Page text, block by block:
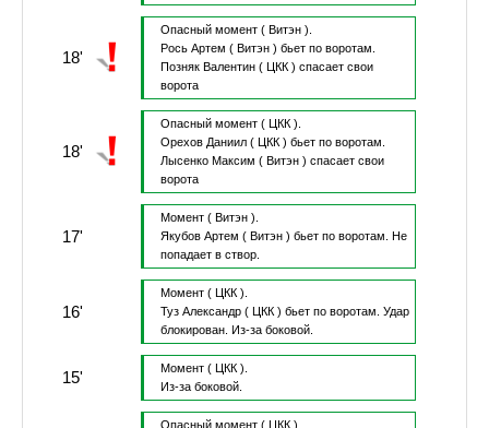
18'
Опасный момент ( Витэн ).
Рось Артем ( Витэн ) бьет по воротам.
Позняк Валентин( ЦКК ) спасает свои
ворота
18'
Опасный момент ( ЦКК ).
Орехов Даниил( ЦКК ) бьет по воротам.
Лысенко Максим ( Витэн ) спасает свои
ворота
17'
Момент ( Витэн ).
Якубов Артем ( Витэн ) бьет по воротам.
Не
попадает в створ.
16'
Момент ( ЦКК ).
Туз Александр( ЦКК ) бьет по воротам. Удар
блокирован.
Из-за боковой.
15' Момент ( ЦКК ).
Из-за боковой.
Опасный момент ( ЦКК ).